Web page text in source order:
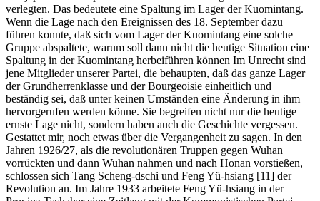
verlegten. Das bedeutete eine Spaltung im Lager der Kuomintang.
Wenn die Lage nach den Ereignissen des 18. September dazu
führen konnte, daß sich vom Lager der Kuomintang eine solche
Gruppe abspaltete, warum soll dann nicht die heutige Situation eine
Spaltung in der Kuomintang herbeiführen können Im Unrecht sind
jene Mitglieder unserer Partei, die behaupten, daß das ganze Lager
der Grundherrenklasse und der Bourgeoisie einheitlich und
beständig sei, daß unter keinen Umständen eine Änderung in ihm
hervorgerufen werden könne. Sie begreifen nicht nur die heutige
ernste Lage nicht, sondern haben auch die Geschichte vergessen.
Gestattet mir, noch etwas über die Vergangenheit zu sagen. In den
Jahren 1926/27, als die revolutionären Truppen gegen Wuhan
vorrückten und dann Wuhan nahmen und nach Honan vorstießen,
schlossen sich Tang Scheng-dschi und Feng Yü-hsiang [11] der
Revolution an. Im Jahre 1933 arbeitete Feng Yü-hsiang in der